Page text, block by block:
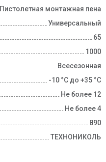
Пистолетная монтажная пена
Универсальный
65
1000
Всесезонная
-10 °С до +35 °С
Не более 12
Не более 4
890
ТЕХНОНИКОЛЬ